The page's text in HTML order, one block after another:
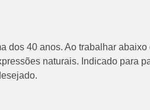
dos 40 anos. Ao trabalhar abaixo
naturais. Indicado para